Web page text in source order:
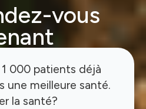
vous
000 patients déjà
une meilleure santé.
la santé?